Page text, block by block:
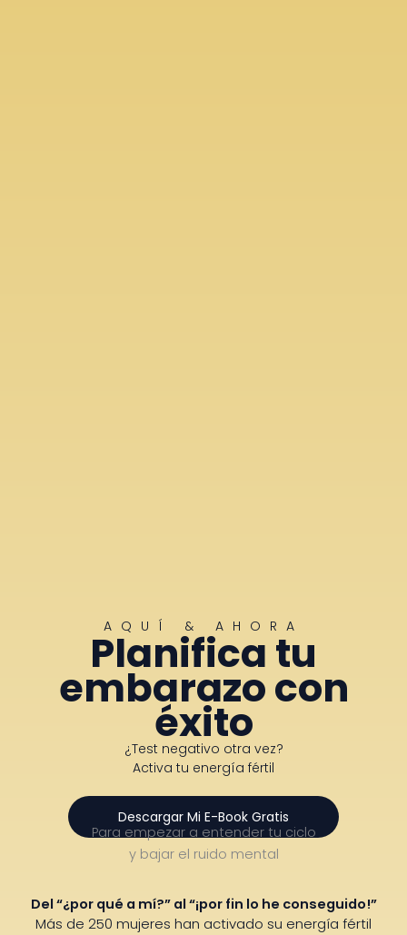
AQUÍ & AHORA
Planifica tu
embarazo con
éxito
¿Test negativo otra vez?
Activa tu energía fértil
Descargar Mi E-Book Gratis
Para empezar a entender tu ciclo
y bajar el ruido mental
Del “¿por qué a mí?” al “¡por fin lo he conseguido!”
Más de 250 mujeres han activado su energía fértil